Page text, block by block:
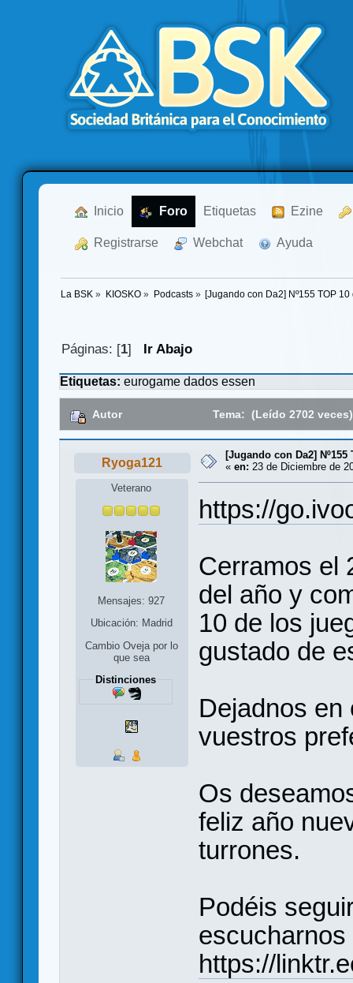
Inicio Foro Etiquetas Ezine
Registrarse Webchat Ayuda
La BSK » KIOSKO» Podcasts» [Jugando con Da2] Nº155 TOP
Páginas: [1] Ir Abajo
Etiquetas: eurogame dados essen
Autor Tema: (Leído 2702 veces)
Ryoga121
Veterano
Mensajes: 927
Ubicación: Madrid
Cambio Oveja por lo
que sea
Distinciones
[Jugando con Da2] Nº155
« en: 23 de Diciembre de
https://
Cerramos el
del año y
10 de los
gustado de
Dejadnos en
vuestros
Os
feliz año
turrones.
Podéis
https://